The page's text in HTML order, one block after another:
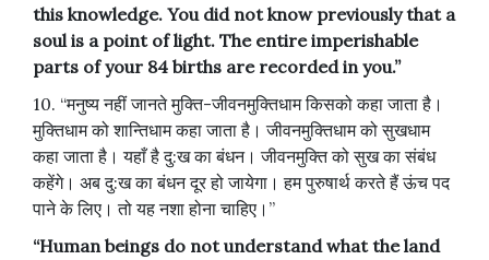
this knowledge. You did not know previously that a
soul is a point of light. The entire imperishable
parts of your 84 births are recorded in you.”
10. “मनुष्य नहीं जानते मुक्ति-जीवनमुक्तिधाम किसको कहा जाता है।
मुक्तिधाम को शान्तिधाम कहा जाता है। जीवनमुक्तिधाम को सुखधाम
कहा जाता है। यहाँ है दु:ख का बंधन। जीवनमुक्ति को सुख का संबंध
कहेंगे। अब दु:ख का बंधन दूर हो जायेगा। हम पुरुषार्थ करते हैं ऊंच पद
पाने के लिए। तो यह नशा होना चाहिए।”
“Human beings do not understand what the land